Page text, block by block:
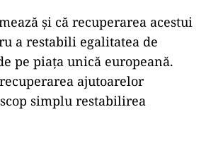
și că recuperarea acestui
a restabili egalitatea de
pe piața unică europeană.
ajutoarelor
simplu restabilirea